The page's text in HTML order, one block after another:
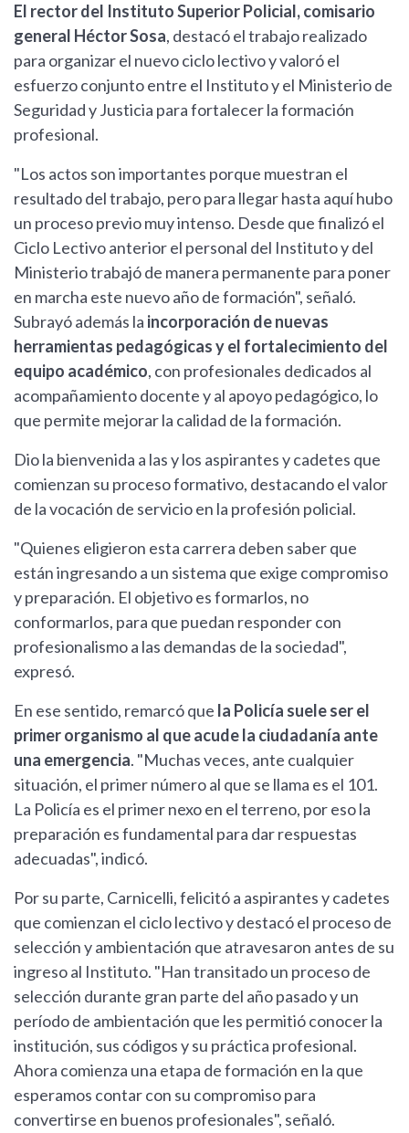
El rector del Instituto Superior Policial, comisario
general Héctor Sosa, destacó el trabajo realizado
para organizar el nuevo ciclo lectivo y valoró el
esfuerzo conjunto entre el Instituto y el Ministerio de
Seguridad y Justicia para fortalecer la formación
profesional.
"Los actos son importantes porque muestran el
resultado del trabajo, pero para llegar hasta aquí hubo
un proceso previo muy intenso. Desde que finalizó el
Ciclo Lectivo anterior el personal del Instituto y del
Ministerio trabajó de manera permanente para poner
en marcha este nuevo año de formación", señaló.
Subrayó además la incorporación de nuevas
herramientas pedagógicas y el fortalecimiento del
equipo académico, con profesionales dedicados al
acompañamiento docente y al apoyo pedagógico, lo
que permite mejorar la calidad de la formación.
Dio la bienvenida a las y los aspirantes y cadetes que
comienzan su proceso formativo, destacando el valor
de la vocación de servicio en la profesión policial.
"Quienes eligieron esta carrera deben saber que
están ingresando a un sistema que exige compromiso
y preparación. El objetivo es formarlos, no
conformarlos, para que puedan responder con
profesionalismo a las demandas de la sociedad",
expresó.
En ese sentido, remarcó que la Policía suele ser el
primer organismo al que acude la ciudadanía ante
una emergencia. "Muchas veces, ante cualquier
situación, el primer número al que se llama es el 101.
La Policía es el primer nexo en el terreno, por eso la
preparación es fundamental para dar respuestas
adecuadas", indicó.
Por su parte, Carnicelli, felicitó a aspirantes y cadetes
que comienzan el ciclo lectivo y destacó el proceso de
selección y ambientación que atravesaron antes de su
ingreso al Instituto. "Han transitado un proceso de
selección durante gran parte del año pasado y un
período de ambientación que les permitió conocer la
institución, sus códigos y su práctica profesional.
Ahora comienza una etapa de formación en la que
esperamos contar con su compromiso para
convertirse en buenos profesionales", señaló.